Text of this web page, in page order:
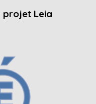
projet Leia